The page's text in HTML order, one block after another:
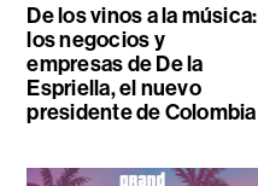
De los vinos a la música:
los negocios y
empresas de De la
Espriella, el nuevo
presidente de Colombia